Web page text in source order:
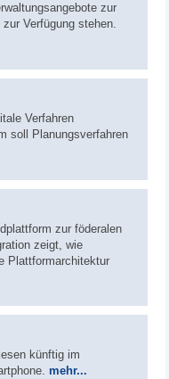
zur
Verfügung stehen.
Verfahren
soll Planungsverfahren
zur föderalen
zeigt, wie
Plattformarchitektur
künftig im
mehr...